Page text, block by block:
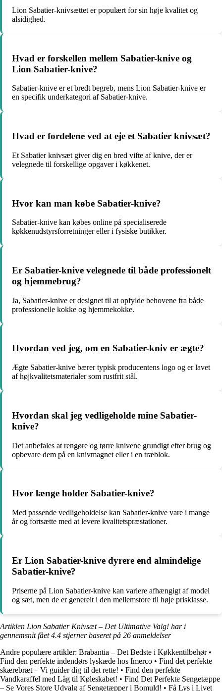
Lion Sabatier-knivsættet er populært for sin høje kvalitet og
alsidighed.
Hvad er forskellen mellem Sabatier-knive og
Lion Sabatier-knive?
Sabatier-knive er et bredt begreb, mens Lion Sabatier-knive er
en specifik underkategori af Sabatier-knive.
Hvad er fordelene ved at eje et Sabatier knivsæt?
Et Sabatier knivsæt giver dig en bred vifte af knive, der er
velegnede til forskellige opgaver i køkkenet.
Hvor kan man købe Sabatier-knive?
Sabatier-knive kan købes online på specialiserede
køkkenudstyrsforretninger eller i fysiske butikker.
Er Sabatier-knive velegnede til både professionelt
og hjemmebrug?
Ja, Sabatier-knive er designet til at opfylde behovene fra både
professionelle kokke og hjemmekokke.
Hvordan ved jeg, om en Sabatier-kniv er ægte?
Ægte Sabatier-knive bærer typisk producentens logo og er lavet
af højkvalitetsmaterialer som rustfrit stål.
Hvordan skal jeg vedligeholde mine Sabatier-
knive?
Det anbefales at rengøre og tørre knivene grundigt efter brug og
opbevare dem på en knivmagnet eller i en træblok.
Hvor længe holder Sabatier-knive?
Med passende vedligeholdelse kan Sabatier-knive vare i mange
år og fortsætte med at levere kvalitetspræstationer.
Er Lion Sabatier-knive dyrere end almindelige
Sabatier-knive?
Priserne på Lion Sabatier-knive kan variere afhængigt af model
og sæt, men de er generelt i den mellemstore til høje prisklasse.
Artiklen Lion Sabatier Knivsæt – Det Ultimative Valg! har i
gennemsnit fået4.4 stjerner baseret på 26 anmeldelser
Andre populære artikler: Brabantia – Det Bedste i Køkkentilbehør•
Find den perfekte indendørs lyskæde hos Imerco • Find det perfekte
skærebræt – Vi guider dig til det rette! • Find den perfekte
Vandkaraffel med Låg til Køleskabet! • Find Det Perfekte Sengetæppe
– Se Vores Store Udvalg af Sengetæpper i Bomuld! • Få Lys i Livet